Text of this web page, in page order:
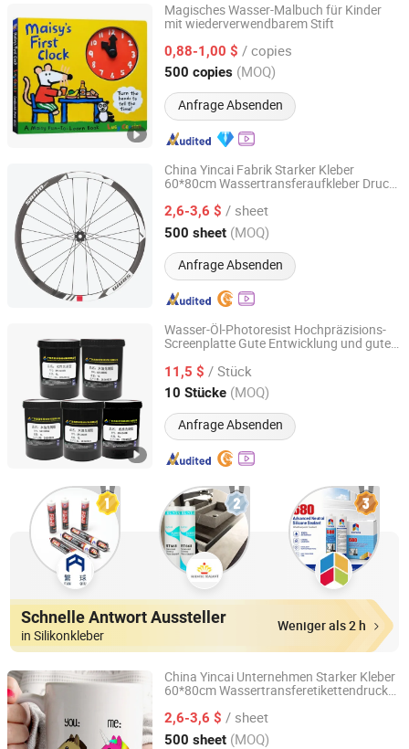
Magisches Wasser-Malbuch für Kinder
mit wiederverwendbarem Stift
0,88-1,00 $ / copies
500 copies (MOQ)
Anfrage Absenden
Tiger Printing Co., Ltd
Shanghai, China Seit 2023
China Yincai Fabrik Starker Kleber
60*80cm Wassertransferaufkleber Druck
2,6-3,6 $ / sheet
500 sheet (MOQ)
Anfrage Absenden
Guangdong Yincai Science & Technology Co., Ltd.
Guangdong, China Seit 2021
Wasser-Öl-Photoresist Hochpräzisions-
Screenplatte Gute Entwicklung und gute
11,5 $ / Stück
10 Stücke (MOQ)
Anfrage Absenden
DONG GUAN CITY YOSHIDA WELDING MATERIALS
CO.,LTD
Guangdong, China
Schnelle Antwort Aussteller
in Silikonkleber
Weniger als 2 h
China Yincai Unternehmen Starker Kleber
60*80cm Wassertransferetikettendruck
2,6-3,6 $ / sheet
500 sheet (MOQ)
Guangdong Yincai Science & Technology Co., Ltd.
Guangdong, China Seit 2021